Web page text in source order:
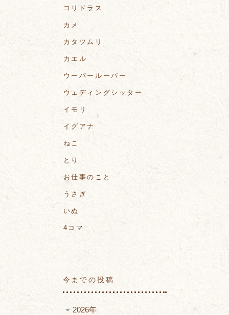
コリドラス
カメ
カタツムリ
カエル
ウーパールーパー
ウェディングシッター
イモリ
イグアナ
ねこ
とり
お仕事のこと
うさぎ
いぬ
4コマ
今までの投稿
2026年